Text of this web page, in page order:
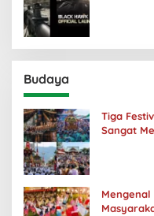
Budaya
Tiga
Sangat
Mengenal